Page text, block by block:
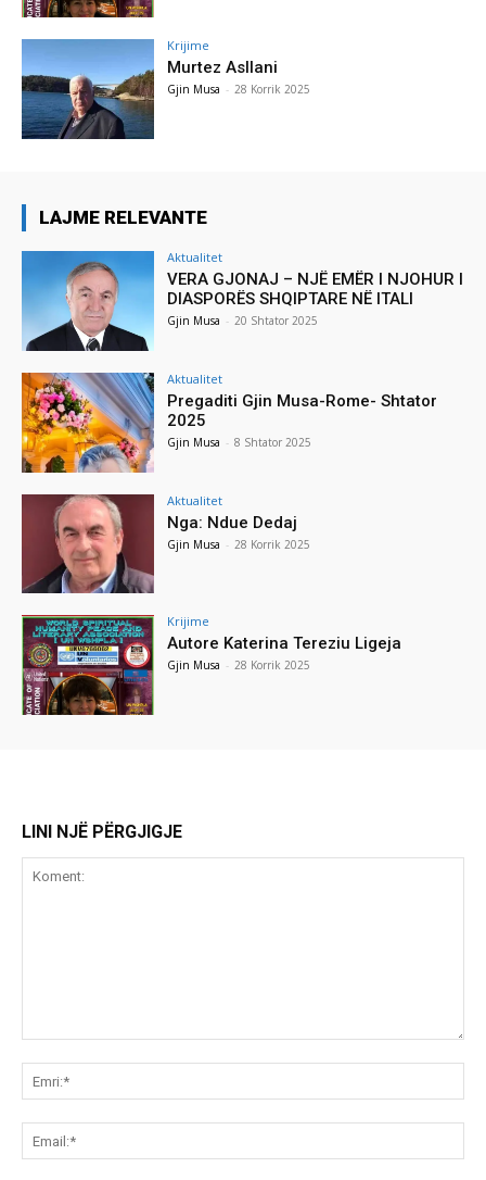
Krijime
Murtez Asllani
Gjin Musa - 28 Korrik 2025
LAJME RELEVANTE
Aktualitet
VERA GJONAJ – NJË EMËR I NJOHUR I
DIASPORËS SHQIPTARE NË ITALI
Gjin Musa - 20 Shtator 2025
Aktualitet
Pregaditi Gjin Musa-Rome- Shtator
2025
Gjin Musa - 8 Shtator 2025
Aktualitet
Nga: Ndue Dedaj
Gjin Musa - 28 Korrik 2025
Krijime
Autore Katerina Tereziu Ligeja
Gjin Musa - 28 Korrik 2025
LINI NJË PËRGJIGJE